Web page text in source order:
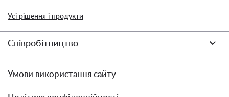
Усі рішення і продукти
Співробітництво
Умови використання сайту